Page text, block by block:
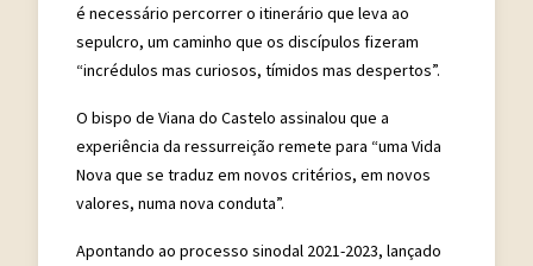
é necessário percorrer o itinerário que leva ao
sepulcro, um caminho que os discípulos fizeram
“incrédulos mas curiosos, tímidos mas despertos”.
O bispo de Viana do Castelo assinalou que a
experiência da ressurreição remete para “uma Vida
Nova que se traduz em novos critérios, em novos
valores, numa nova conduta”.
Apontando ao processo sinodal 2021-2023, lançado